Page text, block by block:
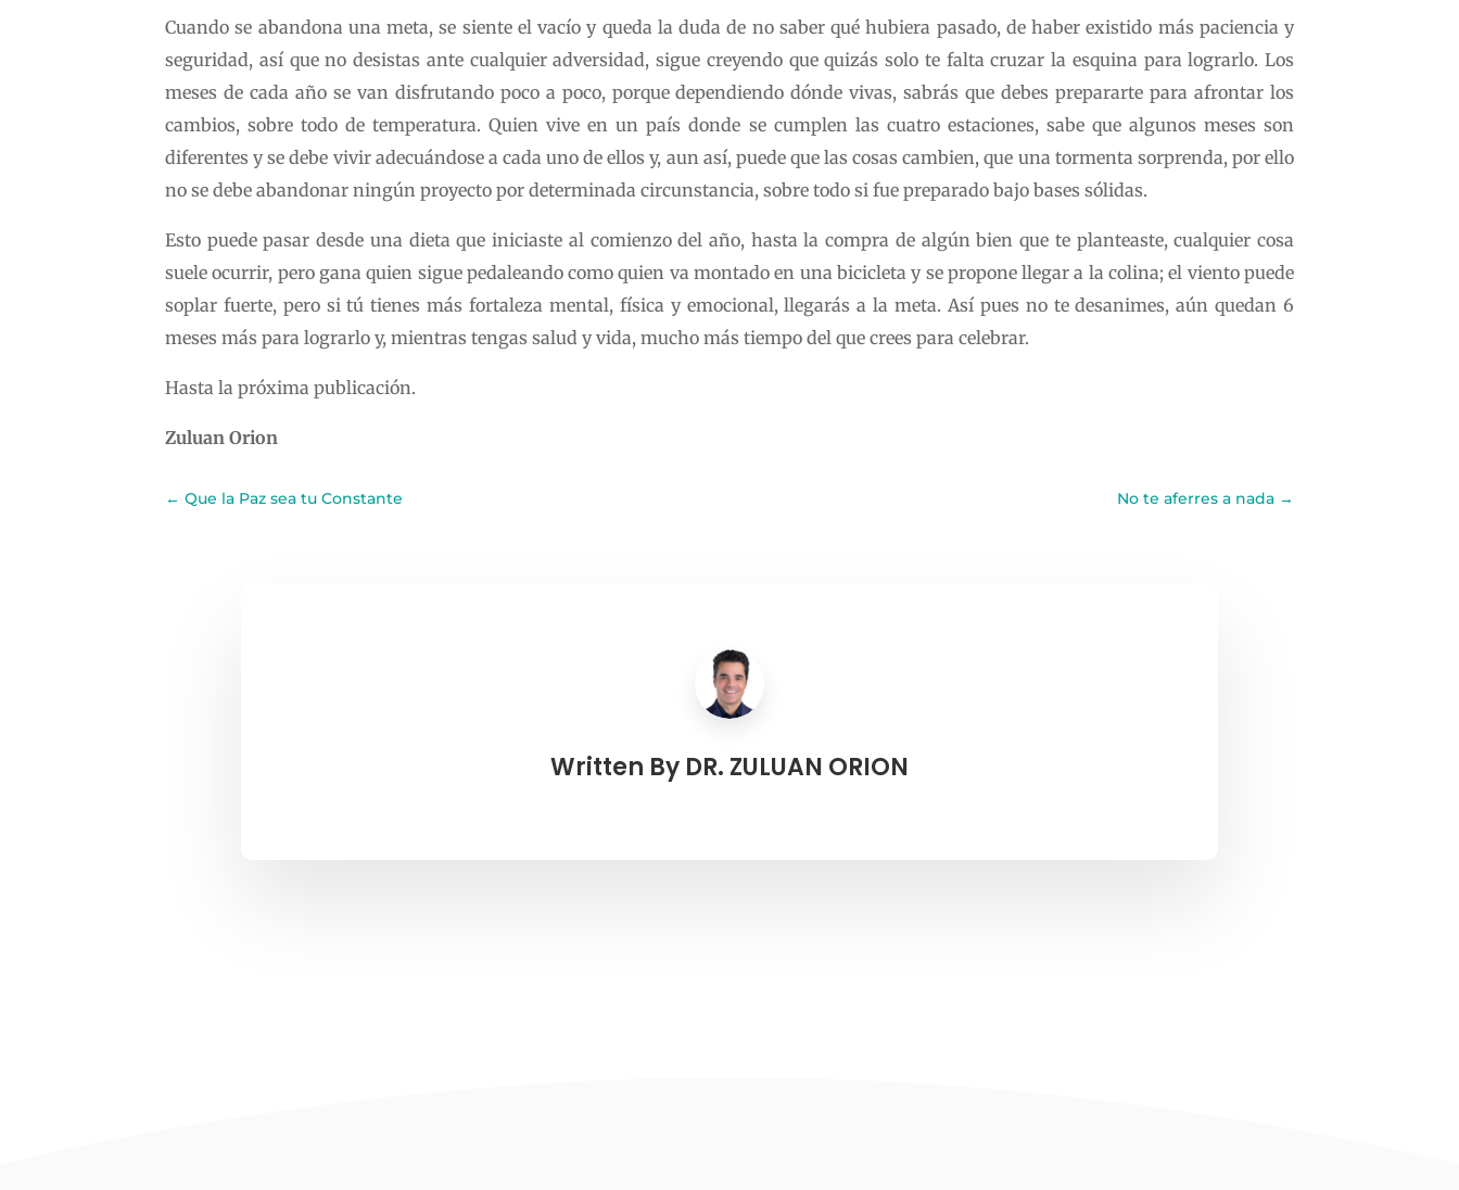
Cuando se abandona una meta, se siente el vacío y queda la duda de no saber qué hubiera pasado, de haber existido más paciencia y
seguridad, así que no desistas ante cualquier adversidad, sigue creyendo que quizás solo te falta cruzar la esquina para lograrlo. Los
meses de cada año se van disfrutando poco a poco, porque dependiendo dónde vivas, sabrás que debes prepararte para afrontar los
cambios, sobre todo de temperatura. Quien vive en un país donde se cumplen las cuatro estaciones, sabe que algunos meses son
diferentes y se debe vivir adecuándose a cada uno de ellos y, aun así, puede que las cosas cambien, que una tormenta sorprenda, por ello
no se debe abandonar ningún proyecto por determinada circunstancia, sobre todo si fue preparado bajo bases sólidas.
Esto puede pasar desde una dieta que iniciaste al comienzo del año, hasta la compra de algún bien que te planteaste, cualquier cosa
suele ocurrir, pero gana quien sigue pedaleando como quien va montado en una bicicleta y se propone llegar a la colina; el viento puede
soplar fuerte, pero si tú tienes más fortaleza mental, física y emocional, llegarás a la meta. Así pues no te desanimes, aún quedan 6
meses más para lograrlo y, mientras tengas salud y vida, mucho más tiempo del que crees para celebrar.
Hasta la próxima publicación.
Zuluan Orion
← Que la Paz sea tu Constante No te aferres a nada →
Written By DR. ZULUAN ORION